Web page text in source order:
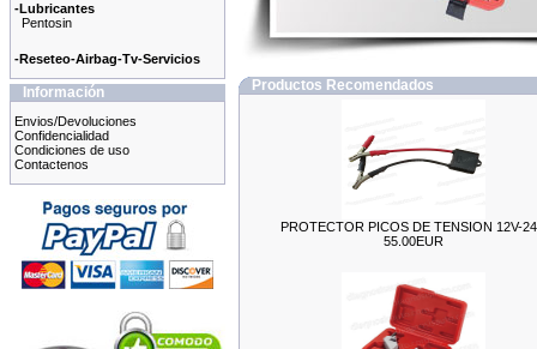
-Lubricantes
Pentosin
-Reseteo-Airbag-Tv-Servicios
Información
Envios/Devoluciones
Confidencialidad
Condiciones de uso
Contactenos
Productos Recomendados
PROTECTOR PICOS DE TENSION 12V-
55.00EUR